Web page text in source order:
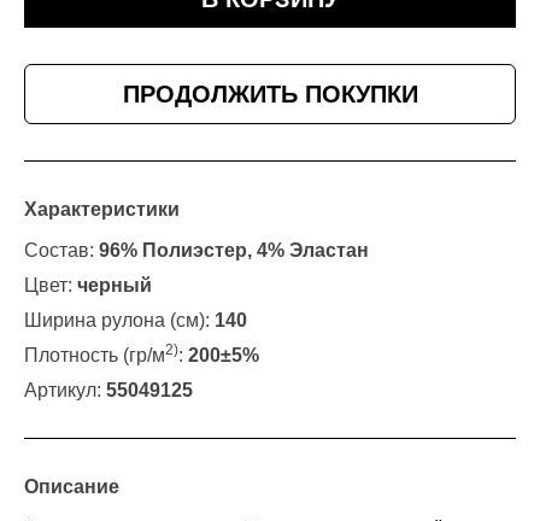
ПРОДОЛЖИТЬ ПОКУПКИ
Характеристики
Состав: 96% Полиэстер, 4% Эластан
Цвет: черный
Ширина рулона (см): 140
Плотность (гр/м2): 200±5%
Артикул: 55049125
Описание